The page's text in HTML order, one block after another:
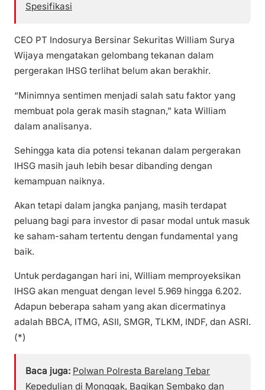
Spesifikasi
CEO PT Indosurya Bersinar Sekuritas William Surya
Wijaya mengatakan gelombang tekanan dalam
pergerakan IHSG terlihat belum akan berakhir.
“Minimnya sentimen menjadi salah satu faktor yang
membuat pola gerak masih stagnan,” kata William
dalam analisanya.
Sehingga kata dia potensi tekanan dalam pergerakan
IHSG masih jauh lebih besar dibanding dengan
kemampuan naiknya.
Akan tetapi dalam jangka panjang, masih terdapat
peluang bagi para investor di pasar modal untuk masuk
ke saham-saham tertentu dengan fundamental yang
baik.
Untuk perdagangan hari ini, William memproyeksikan
IHSG akan menguat dengan level 5.969 hingga 6.202.
Adapun beberapa saham yang akan dicermatinya
adalah BBCA, ITMG, ASII, SMGR, TLKM, INDF, dan ASRI.
(*)
Baca juga: Polwan Polresta Barelang Tebar
Kepedulian di Monggak, Bagikan Sembako dan